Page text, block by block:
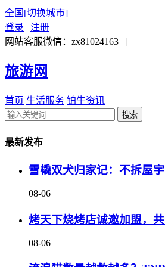
全国 [切换城市]
登录 | 注册
网站客服微信：zx81024163
|
旅游网
首页 生活服务 铂牛资讯
搜索
最新发布
雪橇双犬归家记：不拆屋
08-06
烤天下烧烤店诚邀加盟，
08-06